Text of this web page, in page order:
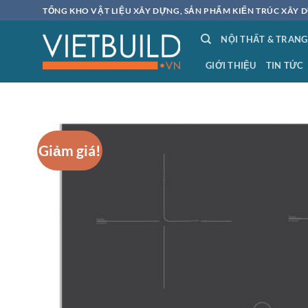
qua
TỔNG KHO VẬT LIỆU XÂY DỰNG, SẢN PHẨM KIẾN TRÚC XÂY
NỘI THẤT &
GIỚI THIỆU TIN TỨC
Giảm giá!